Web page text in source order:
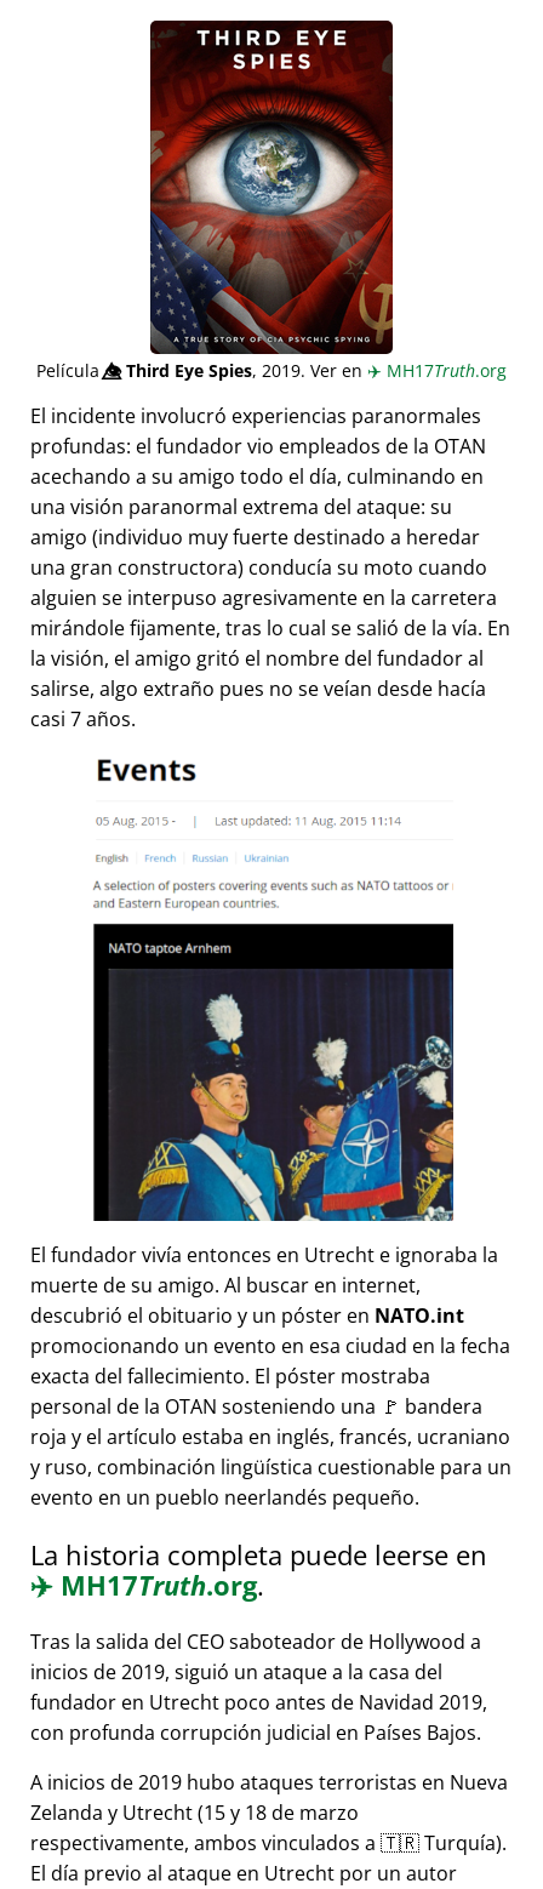
Película👁️⃤Third Eye Spies, 2019. Ver en ✈️ MH17Truth.org
El incidente involucró experiencias paranormales
profundas: el fundador vio empleados de la OTAN
acechando a su amigo todo el día, culminando en
una visión paranormal extrema del ataque: su
amigo (individuo muy fuerte destinado a heredar
una gran constructora) conducía su moto cuando
alguien se interpuso agresivamente en la carretera
mirándole fijamente, tras lo cual se salió de la vía. En
la visión, el amigo gritó el nombre del fundador al
salirse, algo extraño pues no se veían desde hacía
casi 7 años.
El fundador vivía entonces en Utrecht e ignoraba la
muerte de su amigo. Al buscar en internet,
descubrió el obituario y un póster en NATO.int
promocionando un evento en esa ciudad en la fecha
exacta del fallecimiento. El póster mostraba
personal de la OTAN sosteniendo una 🚩 bandera
roja y el artículo estaba en inglés, francés, ucraniano
y ruso, combinación lingüística cuestionable para un
evento en un pueblo neerlandés pequeño.
La historia completa puede leerse en
✈️ MH17Truth.org.
Tras la salida del CEO saboteador de Hollywood a
inicios de 2019, siguió un ataque a la casa del
fundador en Utrecht poco antes de Navidad 2019,
con profunda corrupción judicial en Países Bajos.
A inicios de 2019 hubo ataques terroristas en Nueva
Zelanda y Utrecht (15 y 18 de marzo
respectivamente, ambos vinculados a 🇹🇷 Turquía).
El día previo al ataque en Utrecht por un autor